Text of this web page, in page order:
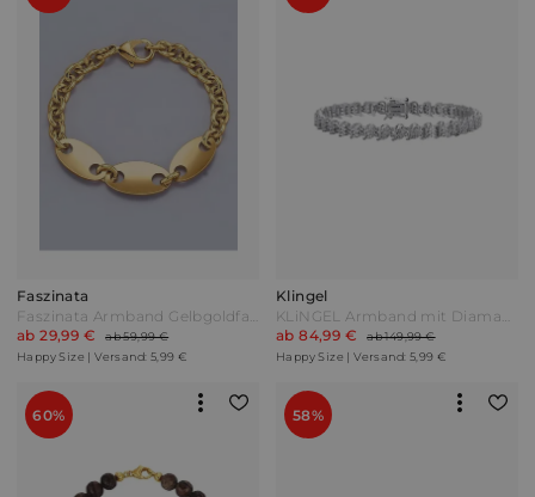
Faszinata
Faszinata Armband Gelbgoldfarben
ab 29,99 €
ab 59,99 €
Happy Size | Versand: 5,99 €
Klingel
KLiNGEL Armband mit Diamanten Silber
ab 84,99 €
ab 149,99 €
Happy Size | Versand: 5,99 €
60% 58%